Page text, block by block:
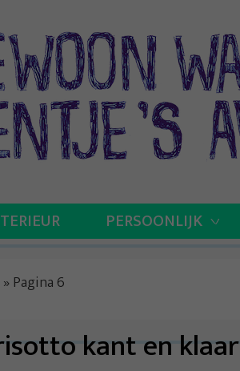
PERSOONLIJK
» Pagina 6
kant en klaar